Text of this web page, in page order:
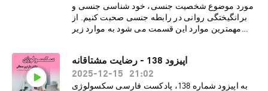
مورد موضوع شخصیت جنسی، خود شناسی جنسی و
برانگیختگی روانی در رابطه جنسی صحبت کنیم. از
مهمترین موارد این قسمت می شود به موارد زیر
خود واقعی همراهمان به جذابیت در رابطه جنسی
کمک می کند.· ارزش ها و نظام اخلاقی ما می
تواند نگرش ما به انجام فانتزی جنسی را تعیین
اپیزود 138 - رضایت مشتاقانه
2025-12-15
21:02
به اپیزود شماره 138، پادکست فارسی سکسولوژی